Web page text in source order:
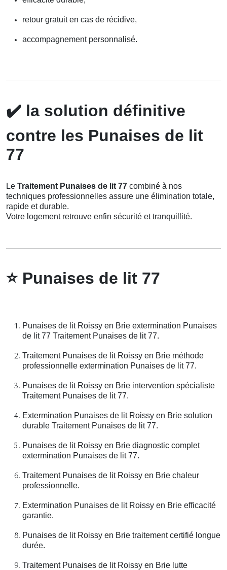
retour gratuit en cas de récidive,
accompagnement personnalisé.
✔️ la solution définitive
contre les Punaises de lit
77
Le Traitement Punaises de lit 77 combiné à nos
techniques professionnelles assure une élimination totale,
rapide et durable.
Votre logement retrouve enfin sécurité et tranquillité.
⭐Punaises de lit 77
Punaises de lit Roissy en Brie extermination Punaises
de lit 77 Traitement Punaises de lit 77.
Traitement Punaises de lit Roissy en Brie méthode
professionnelle extermination Punaises de lit 77.
Punaises de lit Roissy en Brie intervention spécialiste
Traitement Punaises de lit 77.
Extermination Punaises de lit Roissy en Brie solution
durable Traitement Punaises de lit 77.
Punaises de lit Roissy en Brie diagnostic complet
extermination Punaises de lit 77.
Traitement Punaises de lit Roissy en Brie chaleur
professionnelle.
Extermination Punaises de lit Roissy en Brie efficacité
garantie.
Punaises de lit Roissy en Brie traitement certifié longue
durée.
Traitement Punaises de lit Roissy en Brie lutte